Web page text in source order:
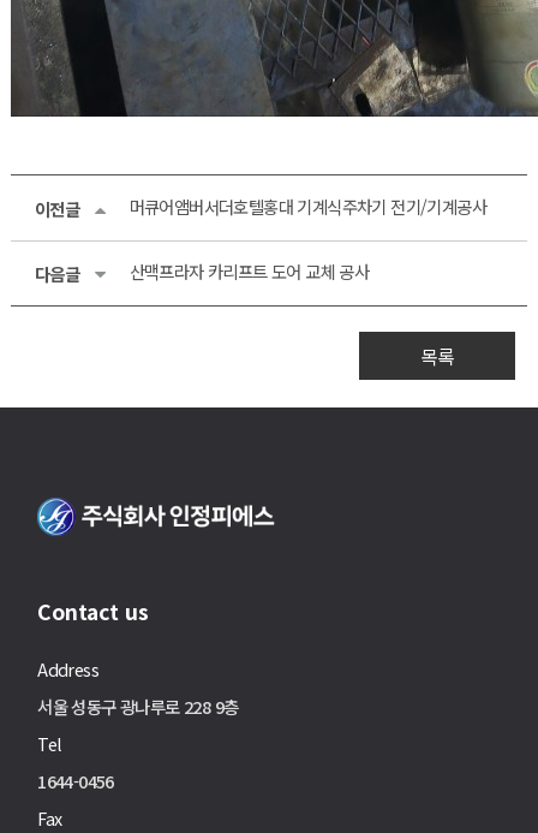
이전글 머큐어앰버서더호텔홍대 기계식주차기 전기/기계공사
다음글 산맥프라자 카리프트 도어 교체 공사
목록
Contact us
Address
서울 성동구 광나루로 228 9층
Tel
1644-0456
Fax